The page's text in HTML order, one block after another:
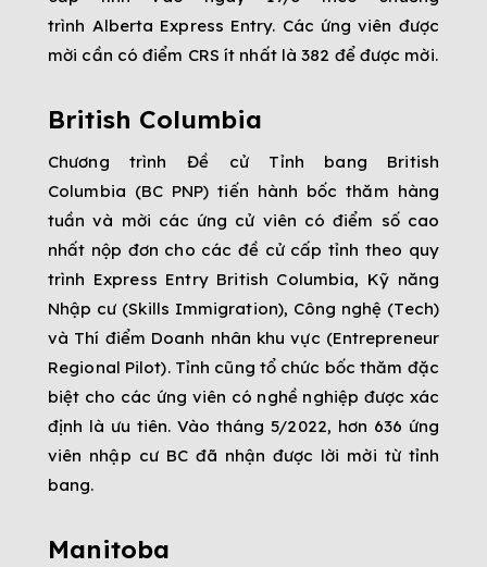
trình Alberta Express Entry. Các ứng viên được
mời cần có điểm CRS ít nhất là 382 để được mời.
British Columbia
Chương trình Đề cử Tỉnh bang British
Columbia (BC PNP) tiến hành bốc thăm hàng
tuần và mời các ứng cử viên có điểm số cao
nhất nộp đơn cho các đề cử cấp tỉnh theo quy
trình Express Entry British Columbia, Kỹ năng
Nhập cư (Skills Immigration), Công nghệ (Tech)
và Thí điểm Doanh nhân khu vực (Entrepreneur
Regional Pilot). Tỉnh cũng tổ chức bốc thăm đặc
biệt cho các ứng viên có nghề nghiệp được xác
định là ưu tiên. Vào tháng 5/2022, hơn 636 ứng
viên nhập cư BC đã nhận được lời mời từ tỉnh
bang.
Manitoba